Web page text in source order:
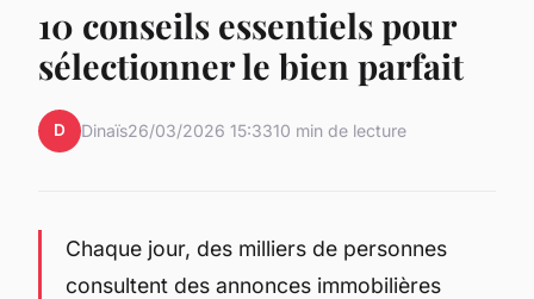
10 conseils essentiels pour
sélectionner le bien parfait
D Dinaïs26/03/2026 15:3310 min de lecture
Chaque jour, des milliers de personnes
consultent des annonces immobilières